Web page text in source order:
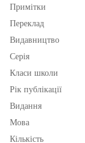
Примітки
Переклад
Видавництво
Серія
Класи школи
Рік публікації
Видання
Мова
Кількість